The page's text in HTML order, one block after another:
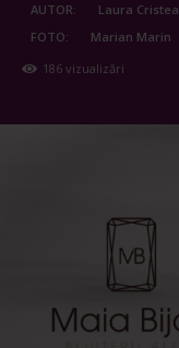
AUTOR:
Laura Cristea
FOTO:
Marian Marin
186 vizualizări